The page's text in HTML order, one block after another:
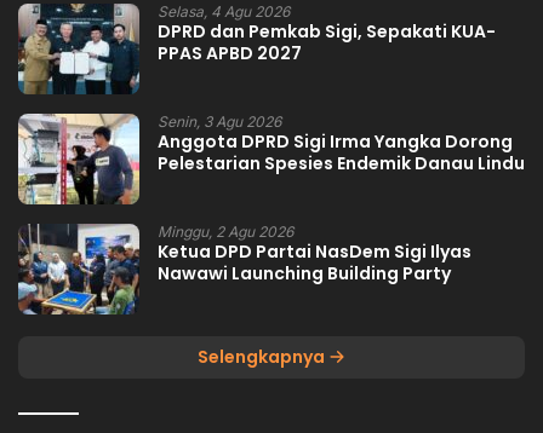
Selasa, 4 Agu 2026
DPRD dan Pemkab Sigi, Sepakati KUA-
PPAS APBD 2027
Senin, 3 Agu 2026
Anggota DPRD Sigi Irma Yangka Dorong
Pelestarian Spesies Endemik Danau Lindu
Minggu, 2 Agu 2026
Ketua DPD Partai NasDem Sigi Ilyas
Nawawi Launching Building Party
Selengkapnya